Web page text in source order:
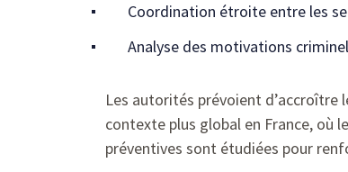
Coordination étroite entre les
Analyse des motivations
Les autorités prévoient d’accroître
contexte plus global en France, où
préventives sont étudiées pour